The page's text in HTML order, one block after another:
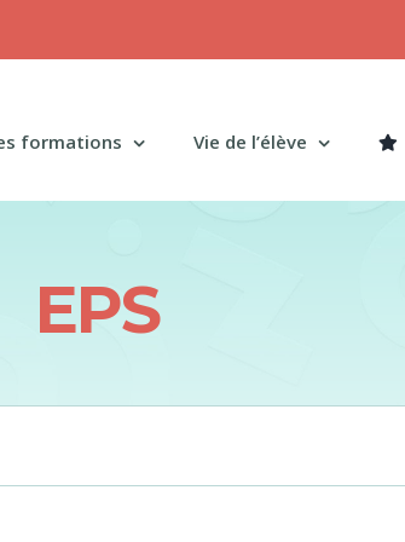
formations Vie de l’élève
EPS